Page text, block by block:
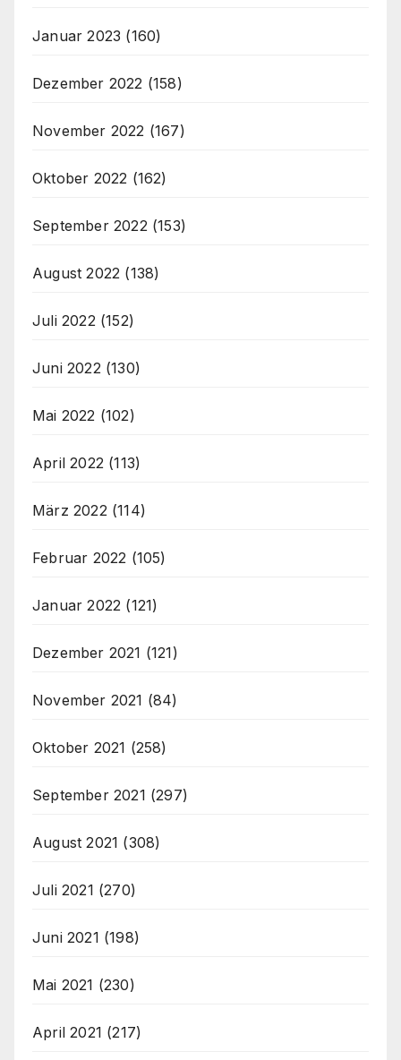
Januar 2023 (160)
Dezember 2022 (158)
November 2022 (167)
Oktober 2022 (162)
September 2022 (153)
August 2022 (138)
Juli 2022 (152)
Juni 2022 (130)
Mai 2022 (102)
April 2022 (113)
März 2022 (114)
Februar 2022 (105)
Januar 2022 (121)
Dezember 2021 (121)
November 2021 (84)
Oktober 2021 (258)
September 2021 (297)
August 2021 (308)
Juli 2021 (270)
Juni 2021 (198)
Mai 2021 (230)
April 2021 (217)